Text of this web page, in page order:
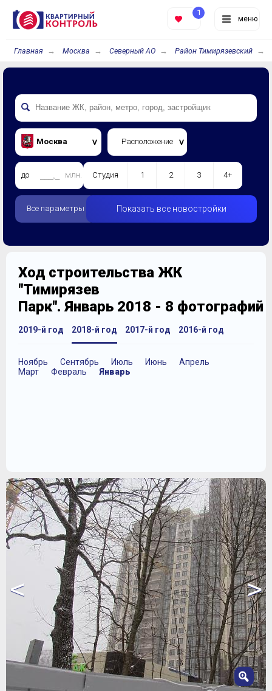
меню
1
Главная Москва Северный АО Район Тимирязевский
Москва Расположение
до млн. Студия 1 2 3 4+
Все параметры Показать все новостройки
Ход строительства ЖК
"Тимирязев
Парк". Январь 2018 - 8 фотографий
2019-й год 2018-й год
Ноябрь Сентябрь Июль Июнь
Апрель
Март
Февраль Январь
2017-й год 2016-й год
< >